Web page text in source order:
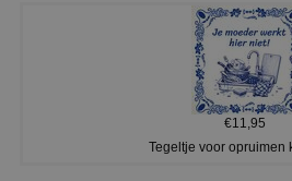
€11,95
Tegeltje voor opruimen